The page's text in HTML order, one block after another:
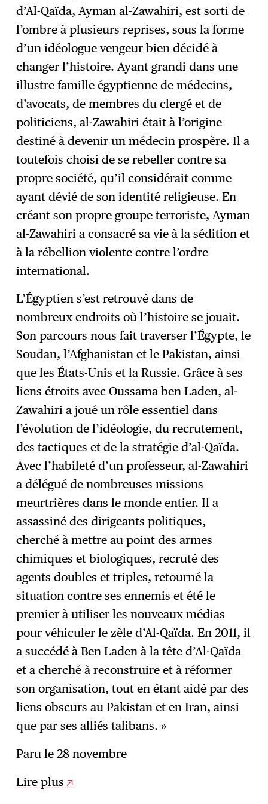
d’Al-Qaïda, Ayman al-Zawahiri, est sorti de
l’ombre à plusieurs reprises, sous la forme
d’un idéologue vengeur bien décidé à
changer l’histoire. Ayant grandi dans une
illustre famille égyptienne de médecins,
d’avocats, de membres du clergé et de
politiciens, al-Zawahiri était à l’origine
destiné à devenir un médecin prospère. Il a
toutefois choisi de se rebeller contre sa
propre société, qu’il considérait comme
ayant dévié de son identité religieuse. En
créant son propre groupe terroriste, Ayman
al-Zawahiri a consacré sa vie à la sédition et
à la rébellion violente contre l’ordre
international.
L’Égyptien s’est retrouvé dans de
nombreux endroits où l’histoire se jouait.
Son parcours nous fait traverser l’Égypte, le
Soudan, l’Afghanistan et le Pakistan, ainsi
que les États-Unis et la Russie. Grâce à ses
liens étroits avec Oussama ben Laden, al-
Zawahiri a joué un rôle essentiel dans
l’évolution de l’idéologie, du recrutement,
des tactiques et de la stratégie d’al-Qaïda.
Avec l’habileté d’un professeur, al-Zawahiri
a délégué de nombreuses missions
meurtrières dans le monde entier. Il a
assassiné des dirigeants politiques,
cherché à mettre au point des armes
chimiques et biologiques, recruté des
agents doubles et triples, retourné la
situation contre ses ennemis et été le
premier à utiliser les nouveaux médias
pour véhiculer le zèle d’Al-Qaïda. En 2011, il
a succédé à Ben Laden à la tête d’Al-Qaïda
et a cherché à reconstruire et à réformer
son organisation, tout en étant aidé par des
liens obscurs au Pakistan et en Iran, ainsi
que par ses alliés talibans. »
Paru le 28 novembre
Lire plus